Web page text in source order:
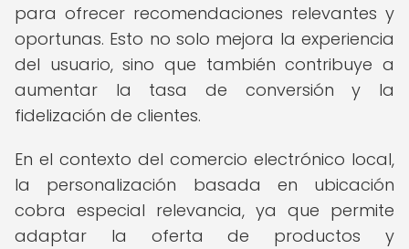
para ofrecer recomendaciones relevantes y
oportunas. Esto no solo mejora la experiencia
del usuario, sino que también contribuye a
aumentar la tasa de conversión y la
fidelización de clientes.
En el contexto del comercio electrónico local,
la personalización basada en ubicación
cobra especial relevancia, ya que permite
adaptar la oferta de productos y